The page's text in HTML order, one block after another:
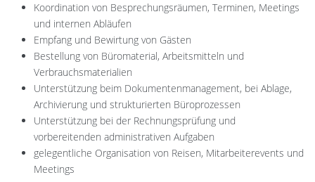
Koordination von Besprechungsräumen, Terminen, Meetings
und internen Abläufen
Empfang und Bewirtung von Gästen
Bestellung von Büromaterial, Arbeitsmitteln und
Verbrauchsmaterialien
Unterstützung beim Dokumentenmanagement, bei Ablage,
Archivierung und strukturierten Büroprozessen
Unterstützung bei der Rechnungsprüfung und
vorbereitenden administrativen Aufgaben
gelegentliche Organisation von Reisen, Mitarbeiterevents und
Meetings